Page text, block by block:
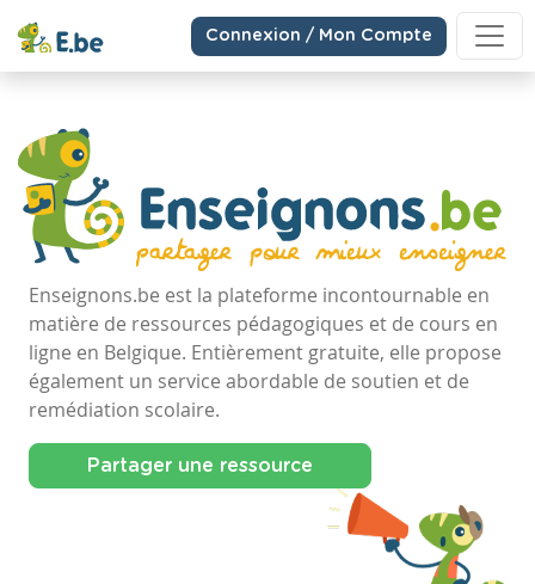
Connexion / Mon Compte
Enseignons.be est la plateforme incontournable en
matière de ressources pédagogiques et de cours en
ligne en Belgique. Entièrement gratuite, elle propose
également un service abordable de soutien et de
remédiation scolaire.
Partager une ressource